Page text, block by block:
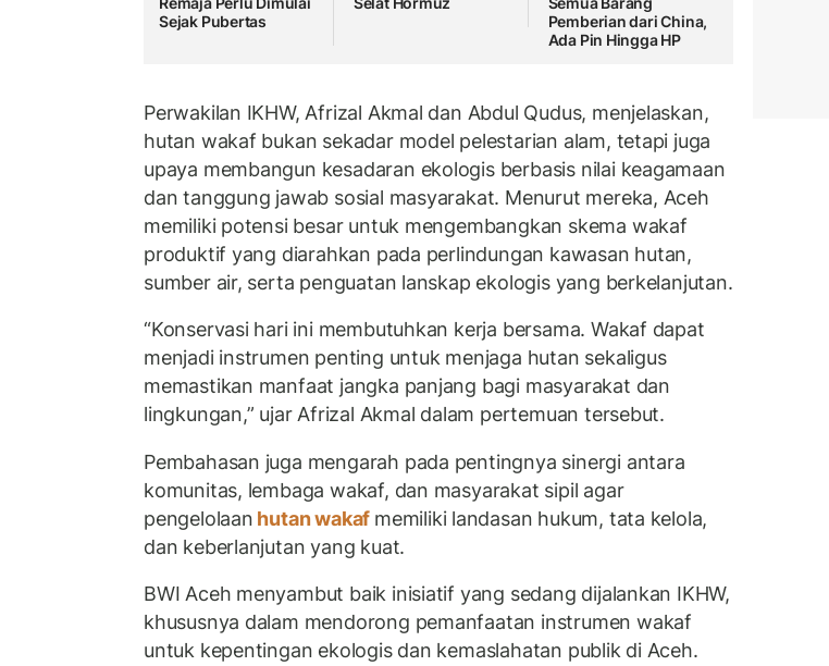
Sejak Pubertas
Pemberian dari China,
Ada Pin Hingga HP
Perwakilan IKHW, Afrizal Akmal dan Abdul Qudus, menjelaskan,
hutan wakaf bukan sekadar model pelestarian alam, tetapi juga
upaya membangun kesadaran ekologis berbasis nilai keagamaan
dan tanggung jawab sosial masyarakat. Menurut mereka, Aceh
memiliki potensi besar untuk mengembangkan skema wakaf
produktif yang diarahkan pada perlindungan kawasan hutan,
sumber air, serta penguatan lanskap ekologis yang berkelanjutan.
“Konservasi hari ini membutuhkan kerja bersama. Wakaf dapat
menjadi instrumen penting untuk menjaga hutan sekaligus
memastikan manfaat jangka panjang bagi masyarakat dan
lingkungan,” ujar Afrizal Akmal dalam pertemuan tersebut.
Pembahasan juga mengarah pada pentingnya sinergi antara
komunitas, lembaga wakaf, dan masyarakat sipil agar
pengelolaan hutan wakaf memiliki landasan hukum, tata kelola,
dan keberlanjutan yang kuat.
BWI Aceh menyambut baik inisiatif yang sedang dijalankan IKHW,
khususnya dalam mendorong pemanfaatan instrumen wakaf
untuk kepentingan ekologis dan kemaslahatan publik di Aceh.